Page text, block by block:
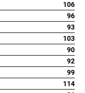
106
96
93
103
90
92
99
114